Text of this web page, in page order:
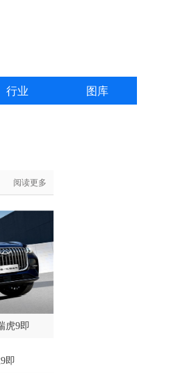
行业 图库
阅读更多
虎9即
即